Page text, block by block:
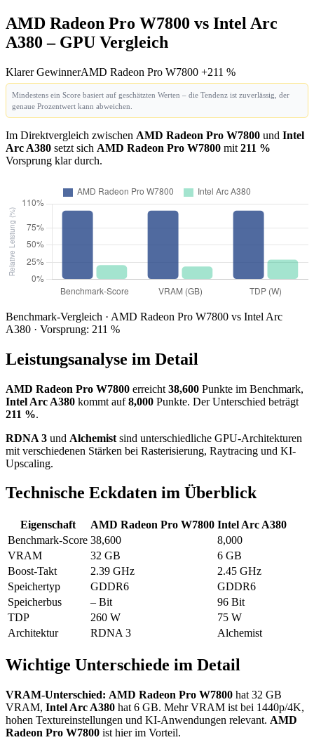
AMD Radeon Pro W7800 vs Intel Arc
A380 – GPU Vergleich
Klarer GewinnerAMD Radeon Pro W7800 +211 %
Mindestens ein Score basiert auf geschätzten Werten – die Tendenz ist zuverlässig, der
genaue Prozentwert kann abweichen.
Im Direktvergleich zwischen AMD Radeon Pro W7800 und Intel
Arc A380 setzt sich AMD Radeon Pro W7800 mit 211 %
Vorsprung klar durch.
Benchmark-Vergleich · AMD Radeon Pro W7800 vs Intel Arc
A380 · Vorsprung: 211 %
Leistungsanalyse im Detail
AMD Radeon Pro W7800 erreicht 38,600 Punkte im Benchmark,
Intel Arc A380 kommt auf8,000 Punkte. Der Unterschied beträgt
211 %.
RDNA 3 und Alchemist sind unterschiedliche GPU-Architekturen
mit verschiedenen Stärken bei Rasterisierung, Raytracing und KI-
Upscaling.
Technische Eckdaten im Überblick
Eigenschaft AMD Radeon Pro W7800 Intel Arc A380
Benchmark-Score 38,600
8,000
VRAM
32 GB
6 GB
Boost-Takt
2.39 GHz
2.45 GHz
Speichertyp
GDDR6
GDDR6
Speicherbus
– Bit
96 Bit
TDP
260 W
75 W
Architektur
RDNA 3 Alchemist
Wichtige Unterschiede im Detail
VRAM-Unterschied: AMD Radeon Pro W7800 hat 32 GB
VRAM, Intel Arc A380 hat 6 GB. Mehr VRAM ist bei 1440p/4K,
hohen Textureinstellungen und KI-Anwendungen relevant. AMD
Radeon Pro W7800 ist hier im Vorteil.